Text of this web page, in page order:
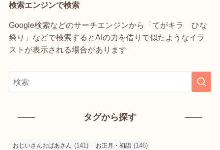
検索エンジンで検索
Google検索などのサーチエンジンから「てがキラ ひな
祭り」などで検索するとAIの力を借りて似たようなイラ
ストが表示される場合があります
タグから探す
おじいさんおばあさん (141) お正月・初詣 (146)